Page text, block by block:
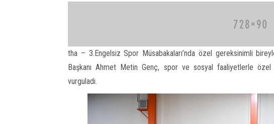
tha – 3.Engelsiz Spor Müsabakaları’nda özel gereksinimli
Başkanı Ahmet Metin Genç, spor ve sosyal faaliyetlerle özel
vurguladı.